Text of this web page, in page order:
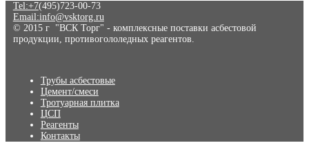
Tel:+7(495)723-00-73
Email:info@vsktorg.ru
© 2015 г "ВСК Торг" - комплексные поставки асбестовой
продукции, противогололедных реагентов.
Трубы асбестовые
Цемент/смеси
Тротуарная плитка
ЦСП
Реагенты
Контакты